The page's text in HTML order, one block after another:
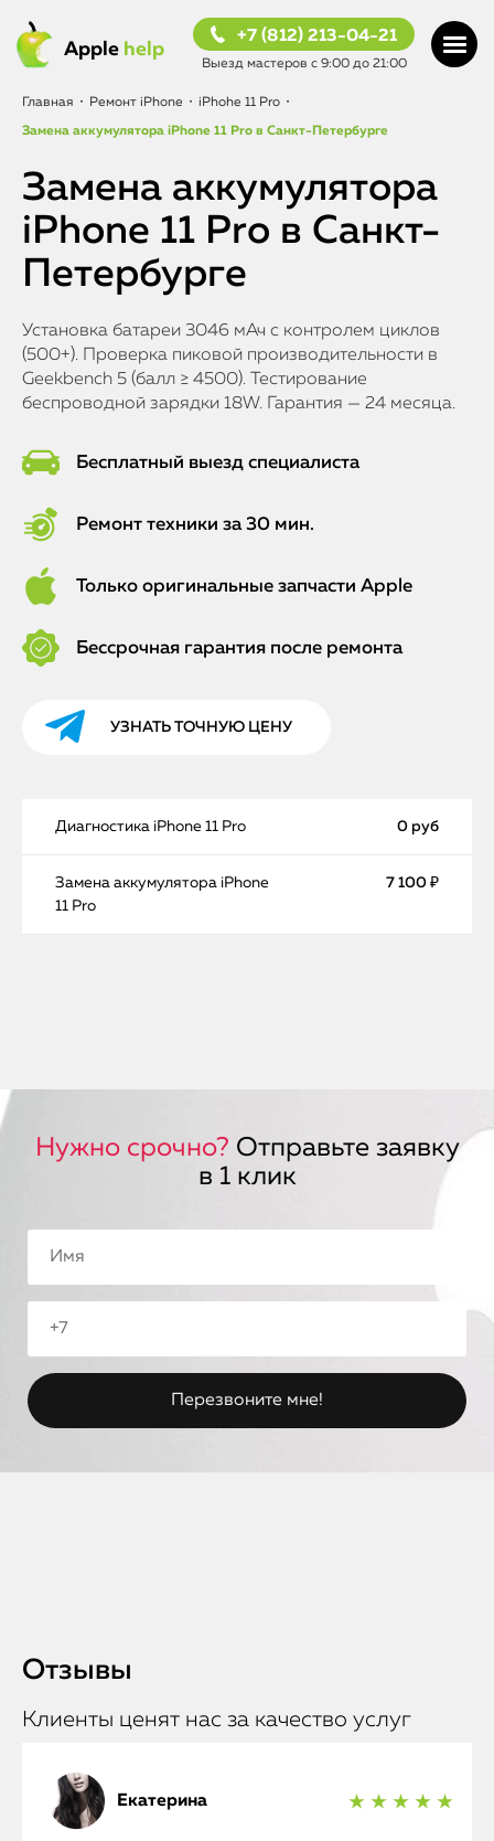
Apple help
+7 (812) 213-04-21
Выезд мастеров с 9:00 до 21:00
Главная • Ремонт iPhone • iPhohe 11 Pro •
Замена аккумулятора iPhone 11 Pro в Санкт-Петербурге
Замена аккумулятора
iPhone 11 Pro в Санкт-
Петербурге
Установка батареи 3046 мАч с контролем циклов
(500+). Проверка пиковой производительности в
Geekbench 5 (балл ≥ 4500). Тестирование
беспроводной зарядки 18W. Гарантия — 24 месяца.
Бесплатный выезд специалиста
Ремонт техники за 30 мин.
Только оригинальные запчасти Apple
Бессрочная гарантия после ремонта
УЗНАТЬ ТОЧНУЮ ЦЕНУ
Диагностика iPhone 11 Pro 0 руб
Замена аккумулятора iPhone
11 Pro
7 100 ₽
Нужно срочно? Отправьте заявку
в 1 клик
Отзывы
Клиенты ценят нас за качество услуг
Екатерина ★ ★ ★ ★ ★